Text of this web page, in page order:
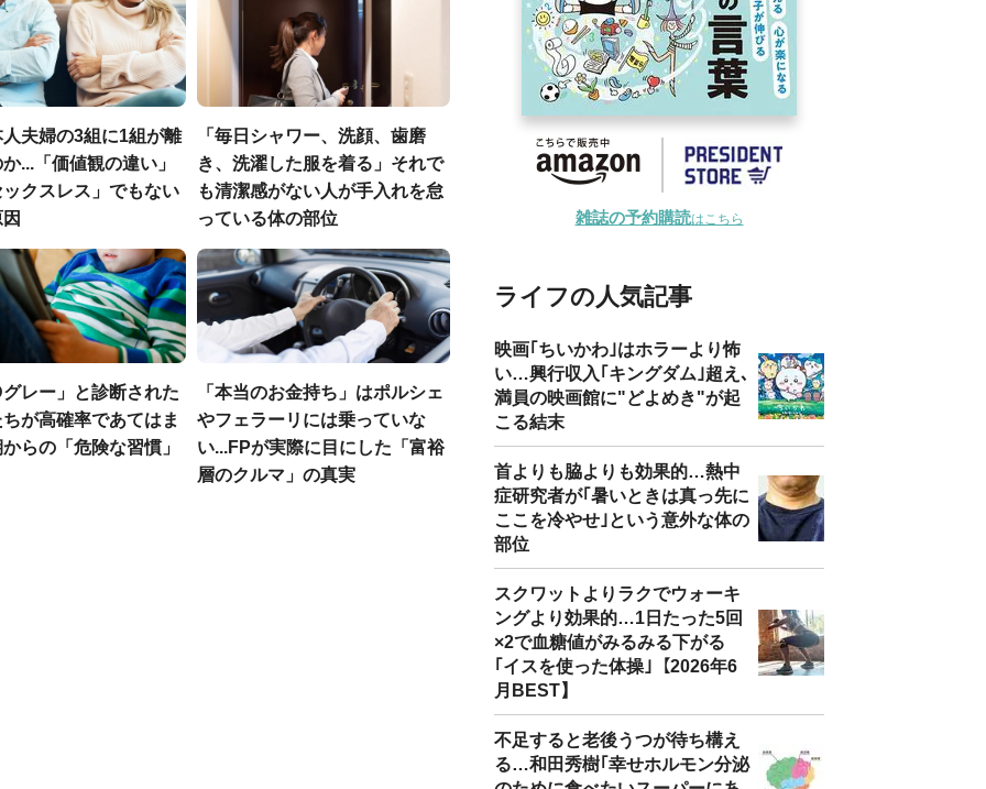
夫婦の3組に1組が離
...「価値観の違い」
クスレス」でもない
「毎日シャワー、洗顔、歯磨
き、洗濯した服を着る」それで
も清潔感がない人が手入れを怠
っている体の部位
レー」と診断された
が高確率であてはま
らの「危険な習慣」
「本当のお金持ち」はポルシェ
やフェラーリには乗っていな
い...FPが実際に目にした「富裕
層のクルマ」の真実
雑誌の予約購読はこちら
ライフの人気記事
映画｢ちいかわ｣はホラーより怖
い…興行収入｢キングダム｣超え､
満員の映画館に"どよめき"が起
こる結末
首よりも脇よりも効果的…熱中
症研究者が｢暑いときは真っ先に
ここを冷やせ｣という意外な体の
部位
スクワットよりラクでウォーキ
ングより効果的…1日たった5回
×2で血糖値がみるみる下がる
｢イスを使った体操｣【2026年6
月BEST】
不足すると老後うつが待ち構え
る…和田秀樹｢幸せホルモン分泌